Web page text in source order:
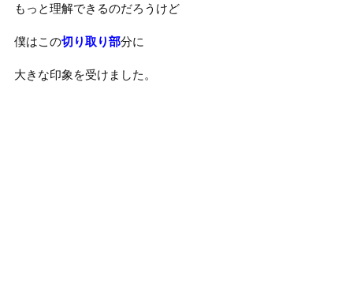
もっと理解できるのだろうけど
僕はこの切り取り部分に
大きな印象を受けました。